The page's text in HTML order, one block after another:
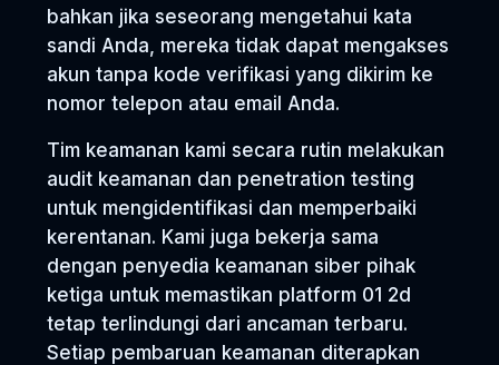
bahkan jika seseorang mengetahui kata
sandi Anda, mereka tidak dapat mengakses
akun tanpa kode verifikasi yang dikirim ke
nomor telepon atau email Anda.
Tim keamanan kami secara rutin melakukan
audit keamanan dan penetration testing
untuk mengidentifikasi dan memperbaiki
kerentanan. Kami juga bekerja sama
dengan penyedia keamanan siber pihak
ketiga untuk memastikan platform 01 2d
tetap terlindungi dari ancaman terbaru.
Setiap pembaruan keamanan diterapkan